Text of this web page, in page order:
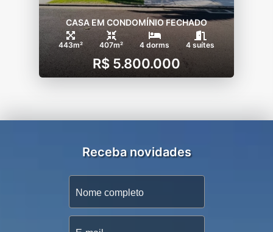
CASA EM CONDOMÍNIO FECHADO
443m² 407m² 4 dorms 4 suítes
R$ 5.800.000
Receba novidades